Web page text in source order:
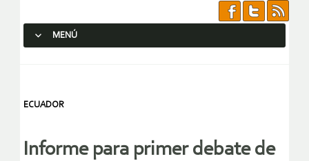
MENÚ
ECUADOR
Informe para primer debate de